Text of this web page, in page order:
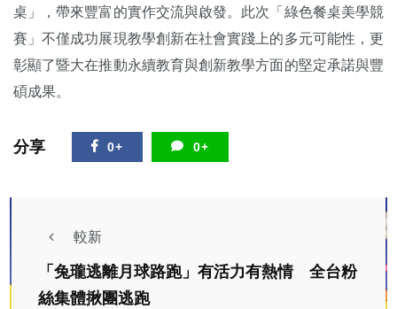
桌」，帶來豐富的實作交流與啟發。此次「綠色餐桌美學競
賽」不僅成功展現教學創新在社會實踐上的多元可能性，更
彰顯了暨大在推動永續教育與創新教學方面的堅定承諾與豐
碩成果。
分享 0+ 0+
較新
「兔瓏逃離月球路跑」有活力有熱情 全台粉
絲集體揪團逃跑